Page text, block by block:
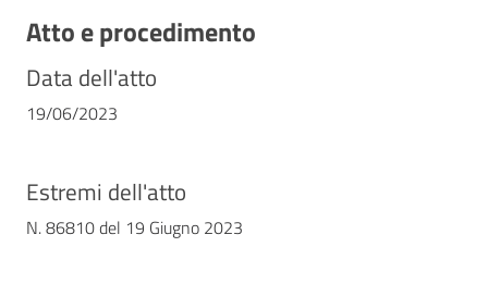
Atto e procedimento
Data dell'atto
19/06/2023
Estremi dell'atto
N. 86810 del 19 Giugno 2023